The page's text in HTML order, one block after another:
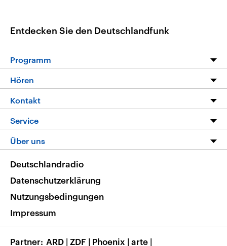
Entdecken Sie den Deutschlandfunk
Programm
Programm
Die Nachrichten
Nachrichtenleicht
Neue Beiträge auf dlf.de
Hören
Livestream
Podcasts
Deutschlandfunk App
Nachrichten App
Frequenzen
Kontakt
Hörerservice
Service
FAQ
Veranstaltungen
Musikliste
RSS
Über uns
Barrierefreiheit
Deutschlandradio
Datenschutzerklärung
Nutzungsbedingungen
Impressum
Partner ARD | ZDF | Phoenix | arte |